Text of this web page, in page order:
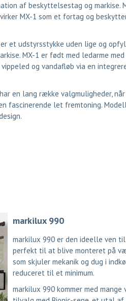
af beskyttelsestag og markise.
MX-1 som et fortag og
et udstyrsstykke uden lige og
MX-1 er født med ledarme med
og vandafløb via en
en lang række valgmuligheder,
fascinerende let fremtoning.
markilux 990
markilux 990 er den ideelle ven
perfekt til at blive monteret på
som skjuler mekanik og dug i
reduceret til et minimum.
markilux 990 kommer med